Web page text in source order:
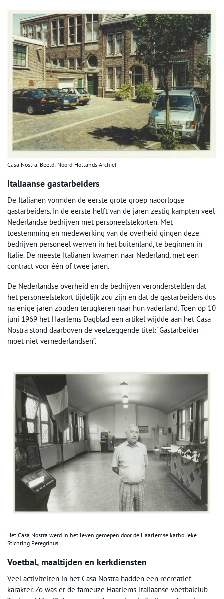
Casa Nostra. Beeld: Noord-Hollands Archief
Italiaanse gastarbeiders
De Italianen vormden de eerste grote groep naoorlogse
gastarbeiders. In de eerste helft van de jaren zestig kampten veel
Nederlandse bedrijven met personeelstekorten. Met
toestemming en medewerking van de overheid gingen deze
bedrijven personeel werven in het buitenland, te beginnen in
Italië. De meeste Italianen kwamen naar Nederland, met een
contract voor één of twee jaren.
De Nederlandse overheid en de bedrijven veronderstelden dat
het personeelstekort tijdelijk zou zijn en dat de gastarbeiders dus
na enige jaren zouden terugkeren naar hun vaderland. Toen op 10
juni 1969 het Haarlems Dagblad een artikel wijdde aan het Casa
Nostra stond daarboven de veelzeggende titel: “Gastarbeider
moet niet vernederlandsen”.
Het Casa Nostra werd in het leven geroepen door de Haarlemse katholieke
Stichting Peregrinus.
Voetbal, maaltijden en kerkdiensten
Veel activiteiten in het Casa Nostra hadden een recreatief
karakter. Zo was er de fameuze Haarlems-Italiaanse voetbalclub